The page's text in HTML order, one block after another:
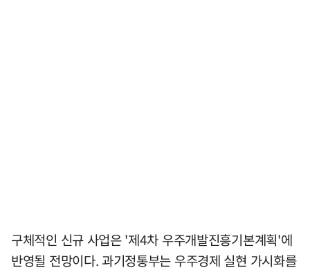
구체적인 신규 사업은 '제4차 우주개발진흥기본계획'에
반영될 전망이다. 과기정통부는 우주경제 실현 가시화를